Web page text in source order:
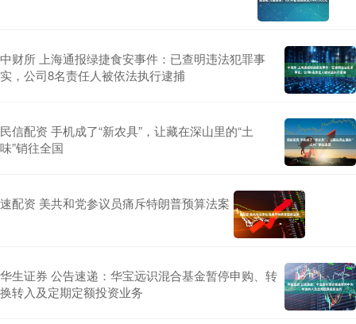
中财所 上海通报绿捷食安事件：已查明违法犯罪事
实，公司8名责任人被依法执行逮捕
民信配资 手机成了“新农具”，让藏在深山里的“土
味”销往全国
速配资 美共和党参议员痛斥特朗普预算法案
华生证券 公告速递：华宝远识混合基金暂停申购、转
换转入及定期定额投资业务